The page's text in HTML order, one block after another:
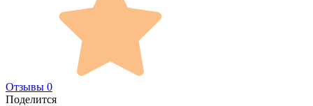
Отзывы 0
Поделится